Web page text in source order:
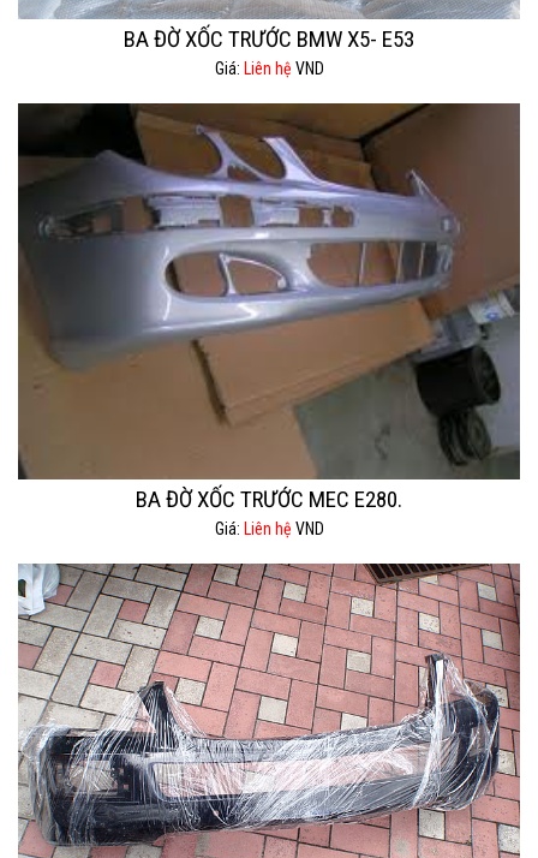
BA ĐỜ XỐC TRƯỚC BMW X5- E53
Giá: Liên hệ VND
BA ĐỜ XỐC TRƯỚC MEC E280.
Giá: Liên hệ VND